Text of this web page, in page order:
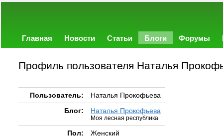
Главная Новости Статьи Блоги Форумы
Профиль пользователя Наталья
Пользователь:
Наталья Прокофьева
Блог:
Наталья Прокофьева
Моя лесная республика
Пол:
Женский